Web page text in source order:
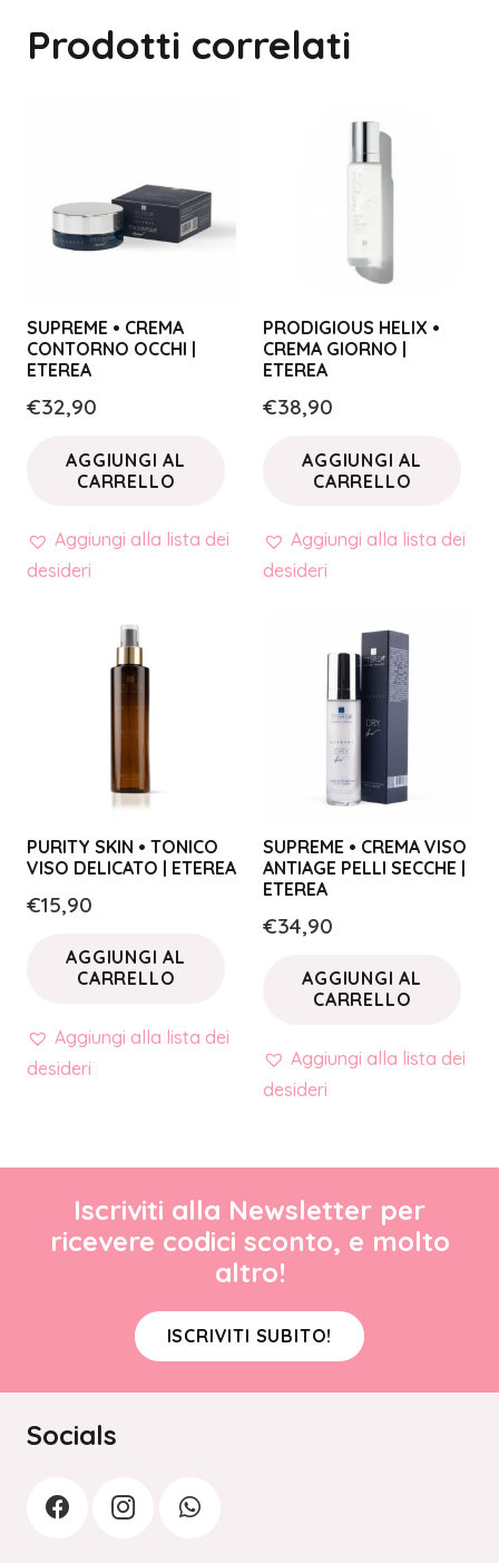
Prodotti correlati
SUPREME • CREMA
CONTORNO OCCHI |
ETEREA
€32,90
AGGIUNGI AL
CARRELLO
Aggiungi alla lista dei
desideri
PRODIGIOUS HELIX •
CREMA GIORNO |
ETEREA
€38,90
AGGIUNGI AL
CARRELLO
Aggiungi alla lista dei
desideri
PURITY SKIN • TONICO
VISO DELICATO | ETEREA
€15,90
AGGIUNGI AL
CARRELLO
Aggiungi alla lista dei
desideri
SUPREME • CREMA VISO
ANTIAGE PELLI SECCHE |
ETEREA
€34,90
AGGIUNGI AL
CARRELLO
Aggiungi alla lista dei
desideri
Iscriviti alla Newsletter per
ricevere codici sconto, e molto
altro!
ISCRIVITI SUBITO!
Socials